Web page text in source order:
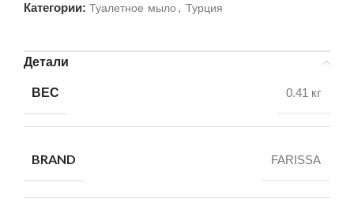
Категории: Туалетное мыло , Турция
Детали
ВЕС 0.41 кг
BRAND FARISSA